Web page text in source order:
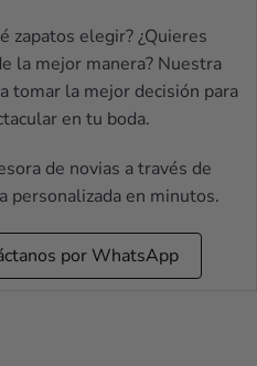
zapatos elegir? ¿Quieres
la mejor manera? Nuestra
tomar la mejor decisión para
en tu boda.
de novias a través de
personalizada en minutos.
por WhatsApp